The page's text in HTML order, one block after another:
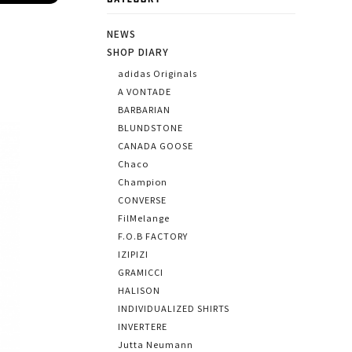
NEWS
SHOP DIARY
adidas Originals
A VONTADE
BARBARIAN
BLUNDSTONE
CANADA GOOSE
Chaco
Champion
CONVERSE
FilMelange
F.O.B FACTORY
IZIPIZI
GRAMICCI
HALISON
INDIVIDUALIZED SHIRTS
INVERTERE
Jutta Neumann